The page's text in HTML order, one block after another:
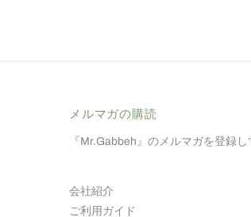
メルマガの​購読
『Mr.Gabbeh』のメルマガを登録
会社紹介
ご利用ガイド